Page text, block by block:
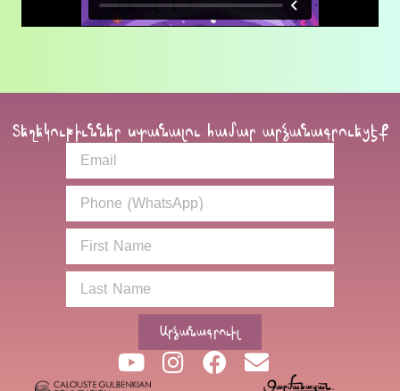
Տեղեկութիւններ ստանալու համար արձանագրուեցէք
Արձանագրուիլ